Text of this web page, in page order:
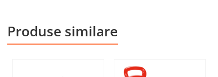
Produse similare